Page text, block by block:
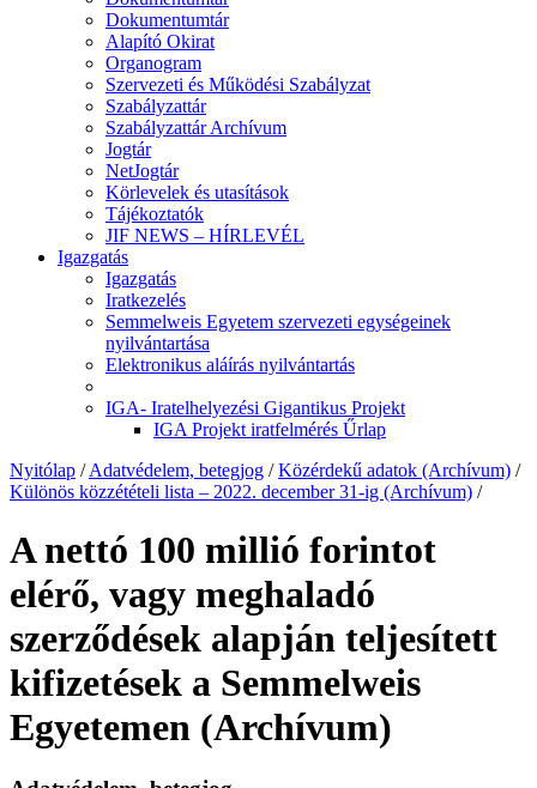
Dokumentumtár
Alapító Okirat
Organogram
Szervezeti és Működési Szabályzat
Szabályzattár
Szabályzattár Archívum
Jogtár
NetJogtár
Körlevelek és utasítások
Tájékoztatók
JIF NEWS – HÍRLEVÉL
Igazgatás
Igazgatás
Iratkezelés
Semmelweis Egyetem szervezeti egységeinek
nyilvántartása
Elektronikus aláírás nyilvántartás
IGA- Iratelhelyezési Gigantikus Projekt
IGA Projekt iratfelmérés Űrlap
Nyitólap / Adatvédelem, betegjog / Közérdekű adatok (Archívum) /
Különös közzétételi lista – 2022. december 31-ig (Archívum) /
A nettó 100 millió forintot
elérő, vagy meghaladó
szerződések alapján teljesített
kifizetések a Semmelweis
Egyetemen (Archívum)